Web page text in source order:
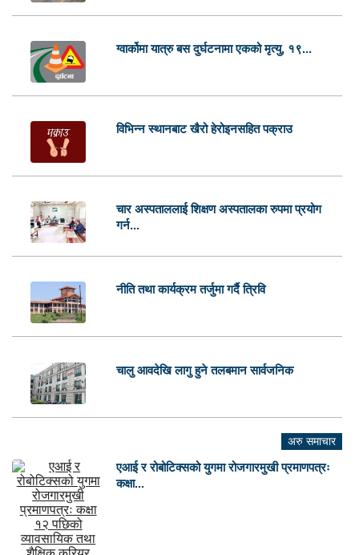
ग्वार्कोमा यात्रु बस दुर्घटनामा एकको मृत्यु, १९...
विभिन्न स्थानबाट खैरो हेरोइनसहित पक्राउ
चार अस्पताललाई शिक्षण अस्पतालका रुपमा प्रयोग
गर्न...
नीति तथा कार्यक्रम तर्जुमा गर्दै त्रिवि
चालु आवदेखि लागु हुने तलबमान सार्वजनिक
अरु समाचार
एआई र रोबोटिक्सको युगमा रोजगारमुखी प्रमाणपत्रः
कक्षा...